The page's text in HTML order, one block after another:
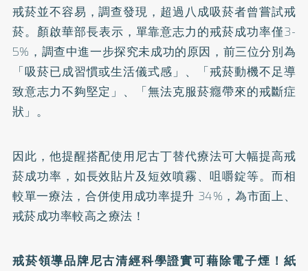
戒菸並不容易，調查發現，超過八成吸菸者曾嘗試戒
菸。顏啟華部長表示，單靠意志力的戒菸成功率僅3-
5%，調查中進一步探究未成功的原因，前三位分別為
「吸菸已成習慣或生活儀式感」、「戒菸動機不足導
致意志力不夠堅定」、「無法克服菸癮帶來的戒斷症
狀」。
因此，他提醒搭配使用尼古丁替代療法可大幅提高戒
菸成功率，如長效貼片及短效噴霧、咀嚼錠等。而相
較單一療法，合併使用成功率提升 34%，為市面上、
戒菸成功率較高之療法！
戒菸領導品牌尼古清經科學證實可藉除電子煙！紙